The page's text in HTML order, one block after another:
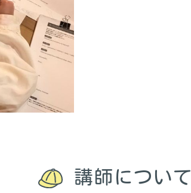
講師について